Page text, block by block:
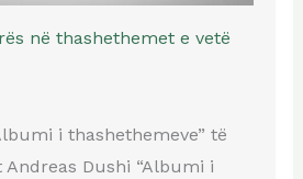
në thashethemet e vetë
i thashethemeve” të
Dushi “Albumi i